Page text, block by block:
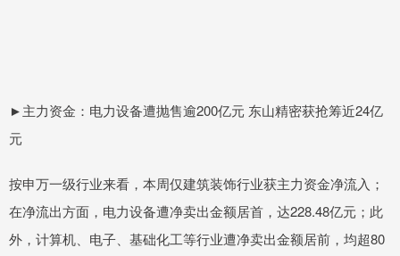
►主力资金：电力设备遭抛售逾200亿元 东山精密获抢筹近24亿
元
按申万一级行业来看，本周仅建筑装饰行业获主力资金净流入；
在净流出方面，电力设备遭净卖出金额居首，达228.48亿元；此
外，计算机、电子、基础化工等行业遭净卖出金额居前，均超80